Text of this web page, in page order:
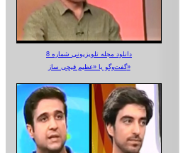
دانلود مجله تلویزیونی شماره 8
گفت‌وگو با «عظیم قیچی ساز»